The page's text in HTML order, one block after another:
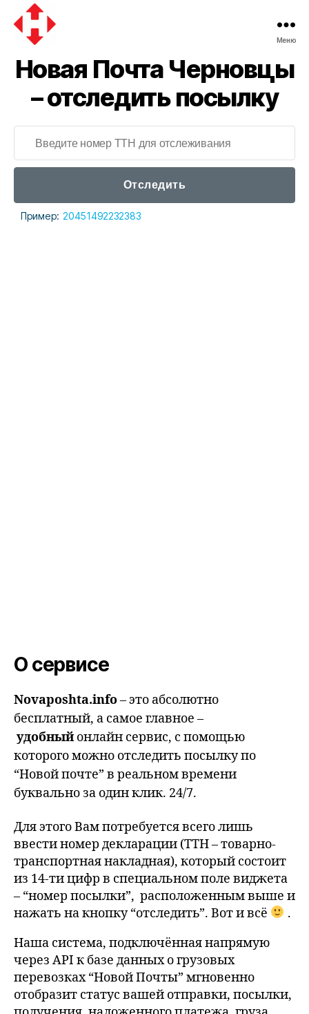
почта
Меню
Новая Почта Черновцы
– отследить посылку
Отследить
Пример: 20451492232383
О сервисе
Novaposhta.info– это абсолютно
бесплатный, а самое главное –
удобныйонлайн сервис, с помощью
которого можно отследить посылку по
“Новой почте” в реальном времени
буквально за один клик. 24/7.
Для этого Вам потребуется всего лишь
ввести номер декларации (ТТН – товарно-
транспортная накладная), который состоит
из 14-ти цифр в специальном поле виджета
– “номер посылки”, расположенным выше и
нажать на кнопку “отследить”. Вот и всё
.
Наша система, подключённая напрямую
через API к базе данных о грузовых
перевозках “Новой Почты” мгновенно
отобразит статус вашей отправки, посылки,